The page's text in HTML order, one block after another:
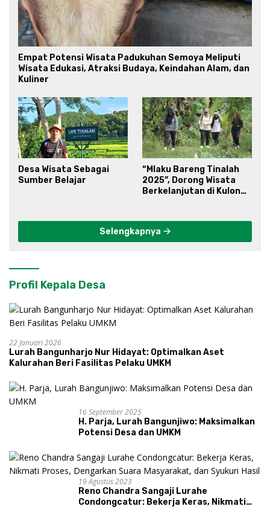
Empat Potensi Wisata Padukuhan Semoya Meliputi
Wisata Edukasi, Atraksi Budaya, Keindahan Alam, dan
Kuliner
Desa Wisata Sebagai
Sumber Belajar
“Mlaku Bareng Tinalah
2025”, Dorong Wisata
Berkelanjutan di Kulon
Selengkapnya
Profil Kepala Desa
22 Januari 2026
Lurah Bangunharjo Nur Hidayat: Optimalkan Aset
Kalurahan Beri Fasilitas Pelaku UMKM
16 September 2025
H. Parja, Lurah Bangunjiwo: Maksimalkan
Potensi Desa dan UMKM
19 Agustus 2023
Reno Chandra Sangaji Lurahe
Condongcatur: Bekerja Keras, Nikmati